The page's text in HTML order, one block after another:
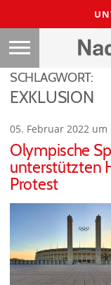
SCHLAGWORT:
EXKLUSION
05. Februar 2022 um
Olympische
unterstützten
Protest